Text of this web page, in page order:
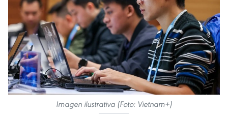
Imagen ilustrativa (Foto: Vietnam+)